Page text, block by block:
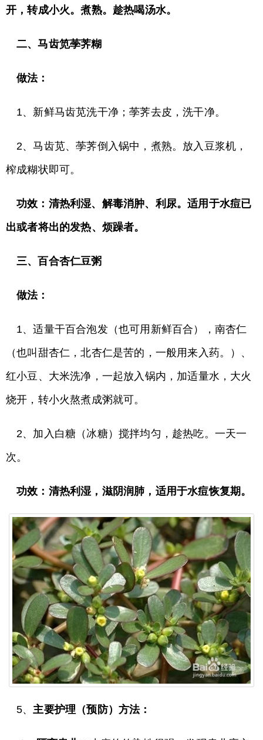
开，转成小火。煮熟。趁热喝汤水。
二、马齿笕荸荠糊
做法：
1、新鲜马齿苋洗干净；荸荠去皮，洗干净。
2、马齿苋、荸荠倒入锅中，煮熟。放入豆浆机，
榨成糊状即可。
功效：清热利湿、解毒消肿、利尿。适用于水痘已
出或者将出的发热、烦躁者。
三、百合杏仁豆粥
做法：
1、适量干百合泡发（也可用新鲜百合），南杏仁
（也叫甜杏仁，北杏仁是苦的，一般用来入药。）、
红小豆、大米洗净，一起放入锅内，加适量水，大火
烧开，转小火熬煮成粥就可。
2、加入白糖（冰糖）搅拌均匀，趁热吃。一天一
次。
功效：清热利湿，滋阴润肺，适用于水痘恢复期。
5、 主要护理（预防）方法：